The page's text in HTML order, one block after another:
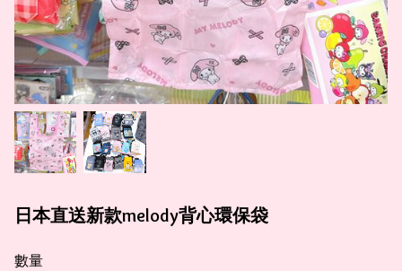
日本直送新款melody背心環保袋
數量